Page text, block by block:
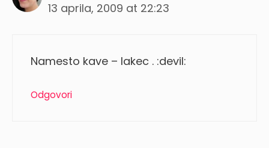
13 aprila, 2009 at 22:23
Namesto kave – lakec . :devil:
Odgovori